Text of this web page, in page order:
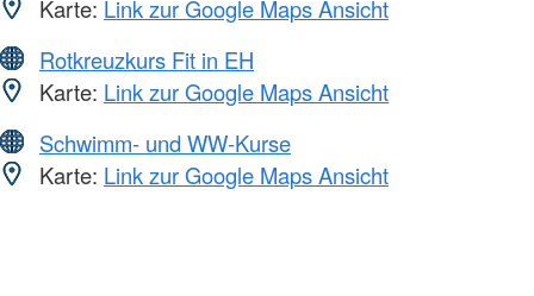
Karte: Link zur Google Maps Ansicht
Rotkreuzkurs Fit in EH
Karte: Link zur Google Maps Ansicht
Schwimm- und WW-Kurse
Karte: Link zur Google Maps Ansicht